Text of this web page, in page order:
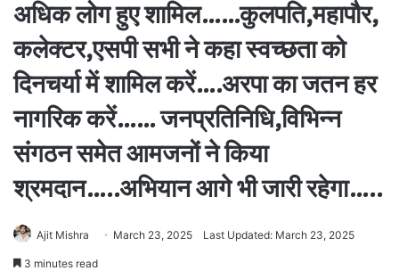
अधिक लोग हुए शामिल……कुलपति,महापौर,
कलेक्टर,एसपी सभी ने कहा स्वच्छता को
दिनचर्या में शामिल करें….अरपा का जतन हर
नागरिक करें…… जनप्रतिनिधि,विभिन्न
संगठन समेत आमजनों ने किया
श्रमदान…..अभियान आगे भी जारी रहेगा…..
Ajit Mishra March 23, 2025 Last Updated: March 23, 2025
3 minutes read